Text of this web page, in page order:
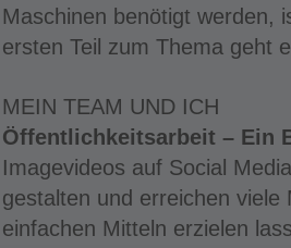
Maschinen benötigt werden,
ersten Teil zum Thema geht
MEIN TEAM UND ICH
Öffentlichkeitsarbeit – Ein
Imagevideos auf Social
gestalten und erreichen
einfachen Mitteln erzielen